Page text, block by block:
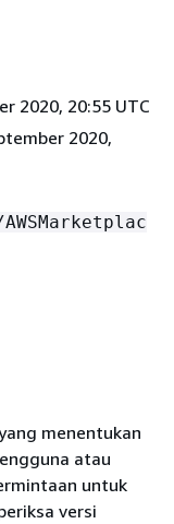
2020, 20:55 UTC
2020,
menentukan
atau
untuk
versi